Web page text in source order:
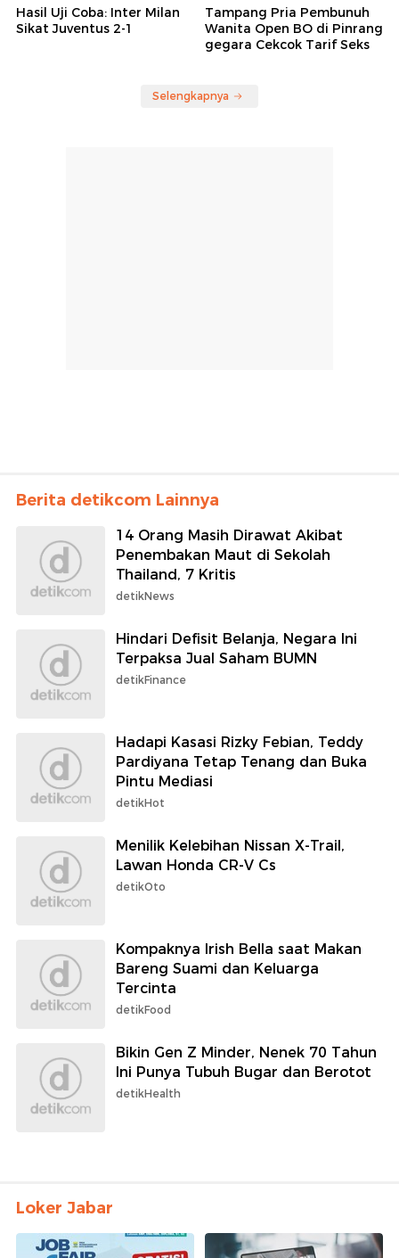
Hasil Uji Coba: Inter Milan
Sikat Juventus 2-1
Tampang Pria Pembunuh
Wanita Open BO di Pinrang
gegara Cekcok Tarif Seks
Selengkapnya
Berita detikcom Lainnya
14 Orang Masih Dirawat Akibat
Penembakan Maut di Sekolah
Thailand, 7 Kritis
detikNews
Hindari Defisit Belanja, Negara Ini
Terpaksa Jual Saham BUMN
detikFinance
Hadapi Kasasi Rizky Febian, Teddy
Pardiyana Tetap Tenang dan Buka
Pintu Mediasi
detikHot
Menilik Kelebihan Nissan X-Trail,
Lawan Honda CR-V Cs
detikOto
Kompaknya Irish Bella saat Makan
Bareng Suami dan Keluarga
Tercinta
detikFood
Bikin Gen Z Minder, Nenek 70 Tahun
Ini Punya Tubuh Bugar dan Berotot
detikHealth
Loker Jabar